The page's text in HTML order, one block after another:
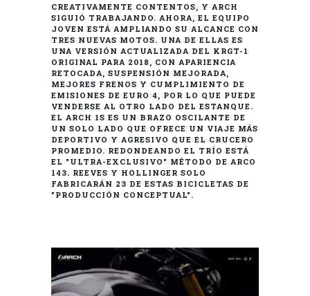
CREATIVAMENTE CONTENTOS, Y ARCH
SIGUIÓ TRABAJANDO. AHORA, EL EQUIPO
JOVEN ESTÁ AMPLIANDO SU ALCANCE CON
TRES NUEVAS MOTOS. UNA DE ELLAS ES
UNA VERSIÓN ACTUALIZADA DEL KRGT-1
ORIGINAL PARA 2018, CON APARIENCIA
RETOCADA, SUSPENSIÓN MEJORADA,
MEJORES FRENOS Y CUMPLIMIENTO DE
EMISIONES DE EURO 4, POR LO QUE PUEDE
VENDERSE AL OTRO LADO DEL ESTANQUE.
EL ARCH 1S ES UN BRAZO OSCILANTE DE
UN SOLO LADO QUE OFRECE UN VIAJE MÁS
DEPORTIVO Y AGRESIVO QUE EL CRUCERO
PROMEDIO. REDONDEANDO EL TRÍO ESTÁ
EL "ULTRA-EXCLUSIVO" MÉTODO DE ARCO
143. REEVES Y HOLLINGER SOLO
FABRICARÁN 23 DE ESTAS BICICLETAS DE
"PRODUCCIÓN CONCEPTUAL".